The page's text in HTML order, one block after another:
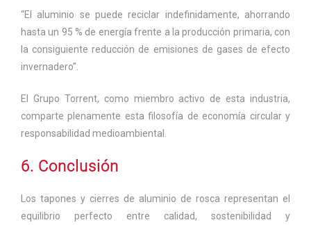
“El aluminio se puede reciclar indefinidamente, ahorrando
hasta un 95 % de energía frente a la producción primaria, con
la consiguiente reducción de emisiones de gases de efecto
invernadero”.
El Grupo Torrent, como miembro activo de esta industria,
comparte plenamente esta filosofía de economía circular y
responsabilidad medioambiental.
6. Conclusión
Los tapones y cierres de aluminio de rosca representan el
equilibrio perfecto entre calidad, sostenibilidad y